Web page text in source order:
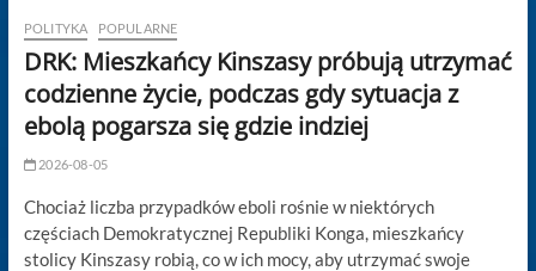
POLITYKA POPULARNE
DRK: Mieszkańcy Kinszasy próbują utrzymać
codzienne życie, podczas gdy sytuacja z
ebolą pogarsza się gdzie indziej
2026-08-05
Chociaż liczba przypadków eboli rośnie w niektórych
częściach Demokratycznej Republiki Konga, mieszkańcy
stolicy Kinszasy robią, co w ich mocy, aby utrzymać swoje